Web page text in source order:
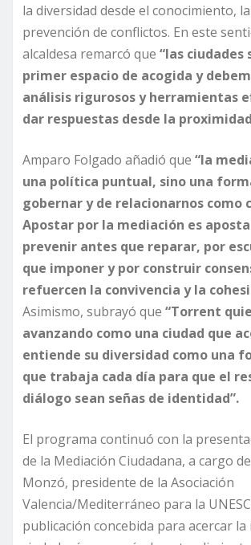
la diversidad desde el conocimiento,
prevención de conflictos. En este
alcaldesa remarcó que “las ciudades
primer espacio de acogida y
análisis rigurosos y herramientas
dar respuestas desde la
Amparo Folgado añadió que “la
una política puntual, sino una
gobernar y de relacionarnos como
Apostar por la mediación es
prevenir antes que reparar, por
que imponer y por construir
refuercen la convivencia y la
Asimismo, subrayó que “Torrent
avanzando como una ciudad que
entiende su diversidad como una
que trabaja cada día para que el
diálogo sean señas de identidad”.
El programa continuó con la
de la Mediación Ciudadana, a cargo
Monzó, presidente de la Asociación
Valencia/Mediterráneo para la
publicación concebida para acercar la